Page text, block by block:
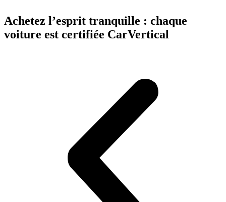
Achetez l’esprit tranquille : chaque
voiture est certifiée CarVertical